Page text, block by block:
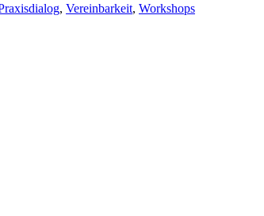
, Vereinbarkeit, Workshops